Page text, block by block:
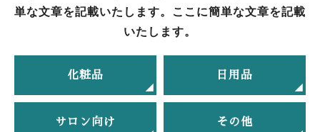
単な文章を記載いたします。ここに簡単な文章を記載
いたします。
化粧品 日用品
サロン向け その他